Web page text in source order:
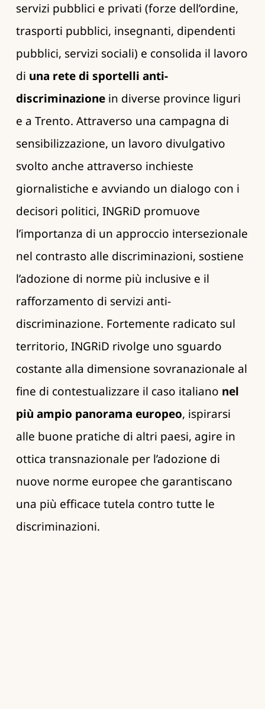
servizi pubblici e privati ​​(forze dell’ordine,
trasporti pubblici, insegnanti, dipendenti
pubblici, servizi sociali) e consolida il lavoro
di una rete di sportelli anti-
discriminazionein diverse province liguri
e a Trento. Attraverso una campagna di
sensibilizzazione, un lavoro divulgativo
svolto anche attraverso inchieste
giornalistiche e avviando un dialogo con i
decisori politici, INGRiD promuove
l’importanza di un approccio intersezionale
nel contrasto alle discriminazioni, sostiene
l’adozione di norme più inclusive e il
rafforzamento di servizi anti-
discriminazione. Fortemente radicato sul
territorio, INGRiD rivolge uno sguardo
costante alla dimensione sovranazionale al
fine di contestualizzare il caso italiano nel
più ampio panorama europeo, ispirarsi
alle buone pratiche di altri paesi, agire in
ottica transnazionale per l’adozione di
nuove norme europee che garantiscano
una più efficace tutela contro tutte le
discriminazioni.